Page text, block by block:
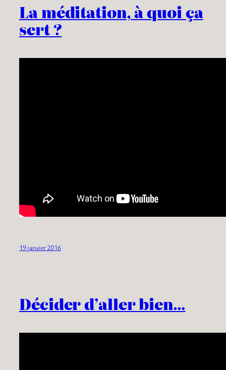
La méditation, à quoi ça
sert ?
19 janvier 2016
Décider d’aller bien…